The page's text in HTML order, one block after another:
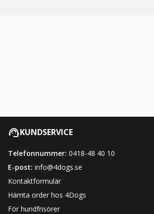
KUNDSERVICE
Telefonnummer: 0418-48 40 10
E-post: info@4dogs.se
Kontaktformulär
Hämta order hos 4Dogs
För hundfrisörer